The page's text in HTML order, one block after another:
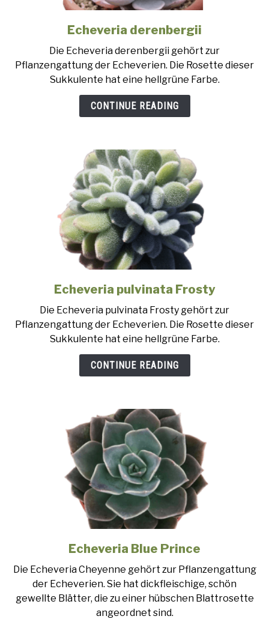
link
Echeveria
derenbergii
Echeveria derenbergii
Die Echeveria derenbergii gehört zur
Pflanzengattung der Echeverien. Die Rosette dieser
Sukkulente hat eine hellgrüne Farbe.
CONTINUE READING
link
Echeveria
pulvinata
Frosty
Echeveria pulvinata Frosty
Die Echeveria pulvinata Frosty gehört zur
Pflanzengattung der Echeverien. Die Rosette dieser
Sukkulente hat eine hellgrüne Farbe.
CONTINUE READING
link
Echeveria
Blue
Prince
Echeveria Blue Prince
Die Echeveria Cheyenne gehört zur Pflanzengattung
der Echeverien. Sie hat dickfleischige, schön
gewellte Blätter, die zu einer hübschen Blattrosette
angeordnet sind.